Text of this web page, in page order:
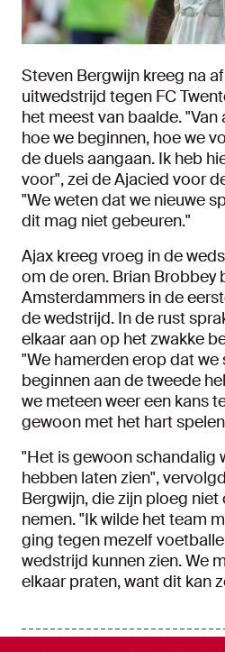
Steven Bergwijn kreeg na
uitwedstrijd tegen FC
het meest van baalde. "Van
hoe we beginnen, hoe we
de duels aangaan. Ik heb
voor", zei de Ajacied voor
"We weten dat we nieuwe
dit mag niet gebeuren."
Ajax kreeg vroeg in de
om de oren. Brian Brobbey
Amsterdammers in de
de wedstrijd. In de rust
elkaar aan op het zwakke
"We hamerden erop dat
beginnen aan de tweede
we meteen weer een kans
gewoon met het hart
"Het is gewoon schandalig
hebben laten zien",
Bergwijn, die zijn ploeg
nemen. "Ik wilde het team
ging tegen mezelf
wedstrijd kunnen zien. We
elkaar praten, want dit kan